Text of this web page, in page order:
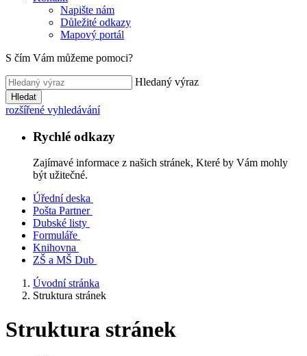
Napište nám
Důležité odkazy
Mapový portál
S čím Vám můžeme pomoci?
Hledaný výraz
Hledat
rozšířené vyhledávání
Rychlé odkazy
Zajímavé informace z našich stránek, Které by Vám mohly
být užitečné.
Úřední deska
Pošta Partner
Dubské listy
Formuláře
Knihovna
ZŠ a MŠ Dub
Úvodní stránka
Struktura stránek
Struktura stránek